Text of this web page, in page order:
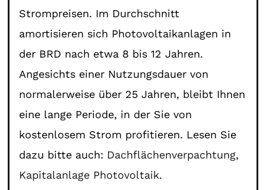
Strompreisen. Im Durchschnitt
amortisieren sich Photovoltaikanlagen in
der BRD nach etwa 8 bis 12 Jahren.
Angesichts einer Nutzungsdauer von
normalerweise über 25 Jahren, bleibt Ihnen
eine lange Periode, in der Sie von
kostenlosem Strom profitieren. Lesen Sie
dazu bitte auch: Dachflächenverpachtung,
Kapitalanlage Photovoltaik.